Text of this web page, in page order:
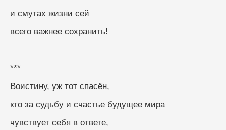
и смутах жизни сей
всего важнее сохранить!
***
Воистину, уж тот спасён,
кто за судьбу и счастье будущее мира
чувствует себя в ответе,